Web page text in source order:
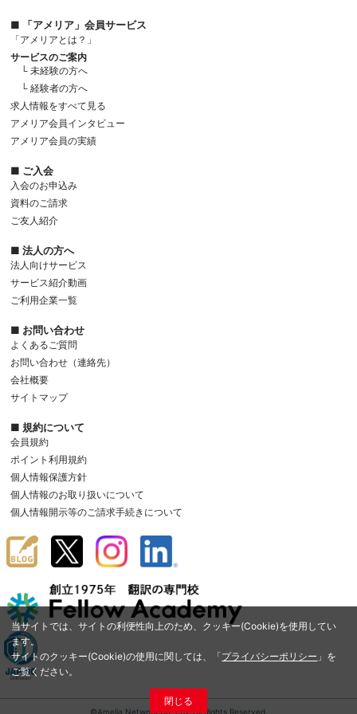
当サイトでは、サイトの利便性向上のため、クッキー(Cookie)を使用してい
ます。
サイトのクッキー(Cookie)の使用に関しては、「プライバシーポリシー 」を
ご覧ください。
閉じる
■ 「アメリア」会員サービス
「アメリアとは？」
サービスのご案内
└ 未経験の方へ
└ 経験者の方へ
求人情報をすべて見る
アメリア会員インタビュー
アメリア会員の実績
■ ご入会
入会のお申込み
資料のご請求
ご友人紹介
■ 法人の方へ
法人向けサービス
サービス紹介動画
ご利用企業一覧
■ お問い合わせ
よくあるご質問
お問い合わせ（連絡先）
会社概要
サイトマップ
■ 規約について
会員規約
ポイント利用規約
個人情報保護方針
個人情報のお取り扱いについて
個人情報開示等のご請求手続きについて
©Amelia Network Co.,Ltd. All Rights Reserved.